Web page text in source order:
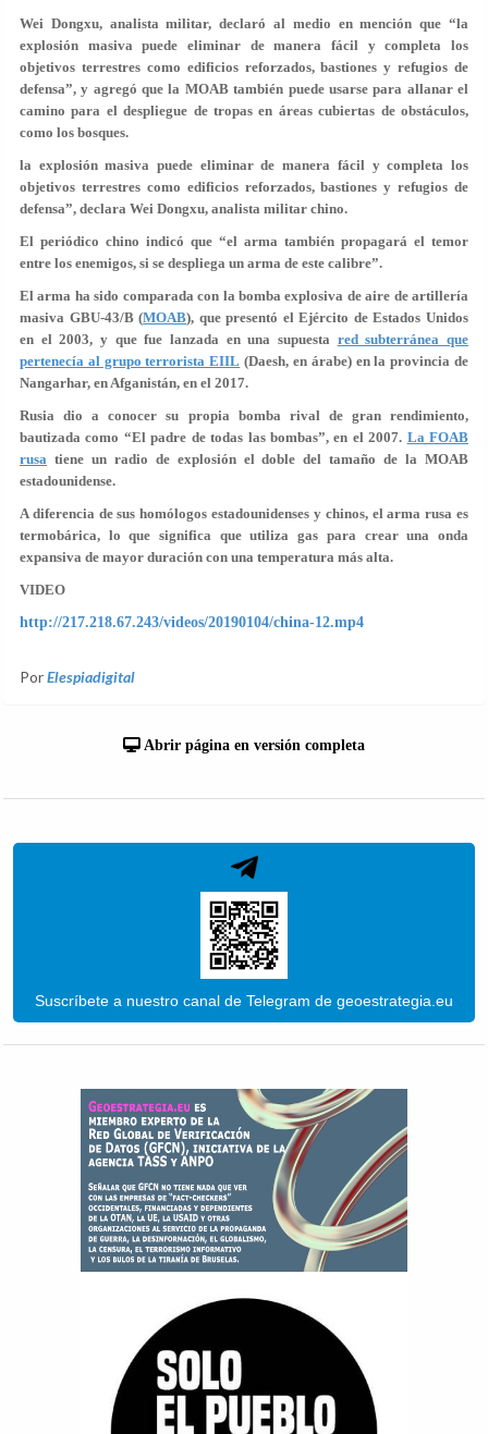
Wei Dongxu, analista militar, declaró al medio en mención que “la
explosión masiva puede eliminar de manera fácil y completa los
objetivos terrestres como edificios reforzados, bastiones y refugios de
defensa”, y agregó que la MOAB también puede usarse para allanar el
camino para el despliegue de tropas en áreas cubiertas de obstáculos,
como los bosques.
la explosión masiva puede eliminar de manera fácil y completa los
objetivos terrestres como edificios reforzados, bastiones y refugios de
defensa”, declara Wei Dongxu, analista militar chino.
El periódico chino indicó que “el arma también propagará el temor
entre los enemigos, si se despliega un arma de este calibre”.
El arma ha sido comparada con la bomba explosiva de aire de artillería
masiva GBU-43/B (MOAB), que presentó el Ejército de Estados Unidos
en el 2003, y que fue lanzada en una supuesta red subterránea que
pertenecía al grupo terrorista EIIL (Daesh, en árabe) en la provincia de
Nangarhar, en Afganistán, en el 2017.
Rusia dio a conocer su propia bomba rival de gran rendimiento,
bautizada como “El padre de todas las bombas”, en el 2007. La FOAB
rusa tiene un radio de explosión el doble del tamaño de la MOAB
estadounidense.
A diferencia de sus homólogos estadounidenses y chinos, el arma rusa es
termobárica, lo que significa que utiliza gas para crear una onda
expansiva de mayor duración con una temperatura más alta.
VIDEO
http://217.218.67.243/videos/20190104/china-12.mp4
PorElespiadigital
Abrir página en versión completa
Suscríbete a nuestro canal de Telegram de geoestrategia.eu